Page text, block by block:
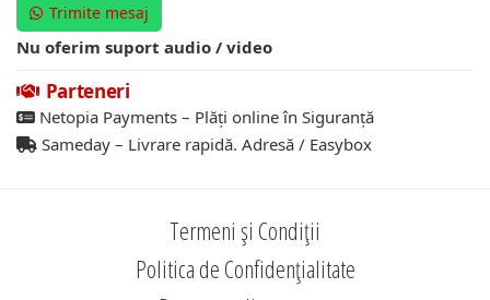
Trimite mesaj
Nu oferim suport audio / video
Parteneri
Netopia Payments – Plăți online în Siguranță
Sameday – Livrare rapidă. Adresă / Easybox
Termeni și Condiții
Politica de Confidențialitate